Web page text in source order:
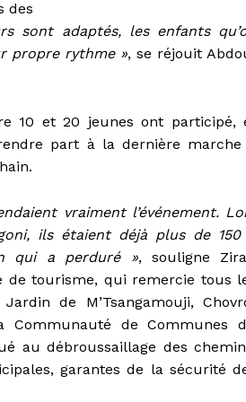
des
sont adaptés, les enfants
propre rythme », se réjouit
10 et 20 jeunes ont participé,
part à la dernière marche
vraiment l’événement.
ils étaient déjà plus de 150
qui a perduré », souligne
de tourisme, qui remercie tous
de M’Tsangamouji,
Communauté de Communes
au débroussaillage des
garantes de la sécurité